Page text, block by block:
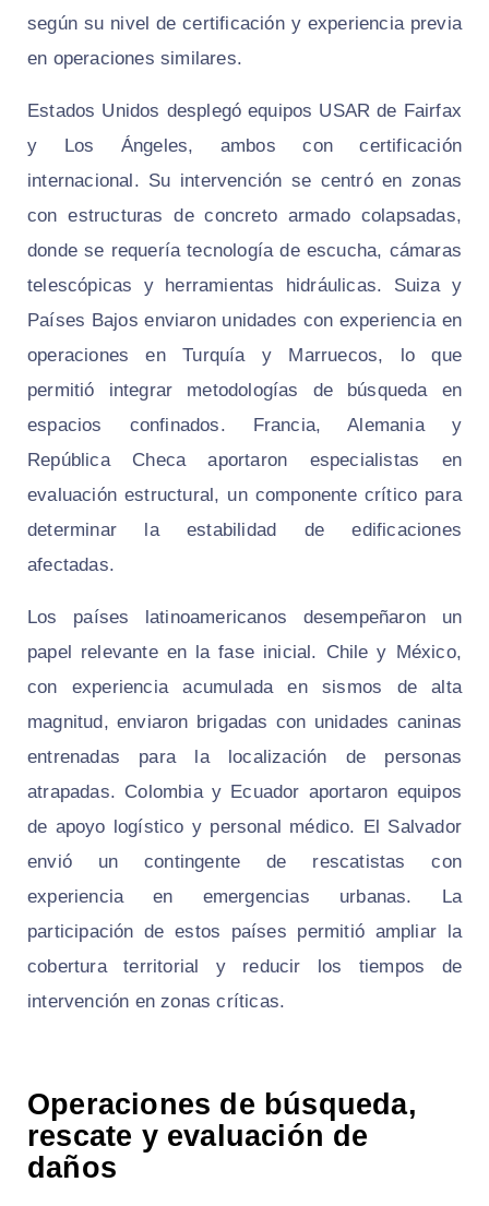
según su nivel de certificación y experiencia previa
en operaciones similares.
Estados Unidos desplegó equipos USAR de Fairfax
y Los Ángeles, ambos con certificación
internacional. Su intervención se centró en zonas
con estructuras de concreto armado colapsadas,
donde se requería tecnología de escucha, cámaras
telescópicas y herramientas hidráulicas. Suiza y
Países Bajos enviaron unidades con experiencia en
operaciones en Turquía y Marruecos, lo que
permitió integrar metodologías de búsqueda en
espacios confinados. Francia, Alemania y
República Checa aportaron especialistas en
evaluación estructural, un componente crítico para
determinar la estabilidad de edificaciones
afectadas.
Los países latinoamericanos desempeñaron un
papel relevante en la fase inicial. Chile y México,
con experiencia acumulada en sismos de alta
magnitud, enviaron brigadas con unidades caninas
entrenadas para la localización de personas
atrapadas. Colombia y Ecuador aportaron equipos
de apoyo logístico y personal médico. El Salvador
envió un contingente de rescatistas con
experiencia en emergencias urbanas. La
participación de estos países permitió ampliar la
cobertura territorial y reducir los tiempos de
intervención en zonas críticas.
Operaciones de búsqueda,
rescate y evaluación de
daños